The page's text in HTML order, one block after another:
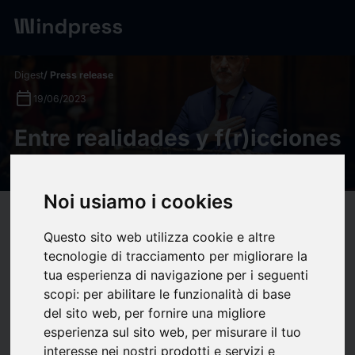
Noi usiamo i cookies
Questo sito web utilizza cookie e altre
tecnologie di tracciamento per migliorare la
tua esperienza di navigazione per i seguenti
scopi: per abilitare le funzionalità di base
del sito web, per fornire una migliore
esperienza sul sito web, per misurare il tuo
interesse nei nostri prodotti e servizi e
Digest/ Press release
calendar_today 19/06/2023
Entre realidades y f(r)icciones
bookmark_borderupload
Podría parecer una trama de thriller político escrita y dirigida
por figuras como
Aaron Sorkin John Madden
George
Rodrigo Sorogoyen
, pero no. No ha sido necesario
un guión ficticio. Los resultados de las elecciones municipales